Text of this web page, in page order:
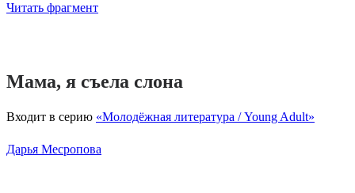
Читать фрагмент
Мама, я съела слона
Входит в серию «Молодёжная литература / Young Adult»
Дарья Месропова